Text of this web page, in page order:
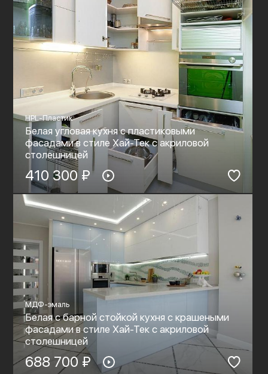
HPL-Пластик
Белая угловая кухня с пластиковыми
фасадами в стиле Хай-Тек c акриловой
столешницей
410 300 ₽
МДФ-эмаль
Белая с барной стойкой кухня с крашеными
фасадами в стиле Хай-Тек c акриловой
столешницей
688 700 ₽